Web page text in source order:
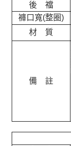
後 襠
褲口寬(整圈)
材 質
備 註